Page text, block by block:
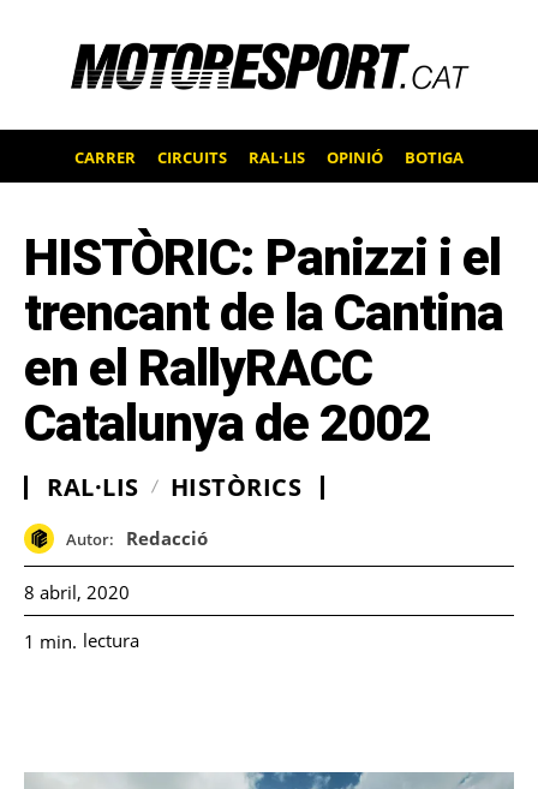
CARRER CIRCUITS RAL·LIS OPINIÓ BOTIGA
HISTÒRIC: Panizzi i el
trencant de la Cantina
en el RallyRACC
Catalunya de 2002
RAL·LIS HISTÒRICS
Autor: Redacció
8 abril, 2020
1 min. lectura